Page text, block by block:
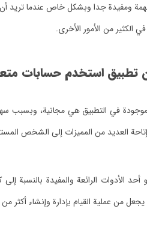
ومفيدة جدا وبشكل خاص عندما تريد
الكثير من الأمور الأخرى.
تطبيق استخدم حسابات
في التطبيق هي مجانية، وبسبب
العديد من المميزات إلى الشخص
أحد الأدوات الرائعة والمفيدة
من عملية القيام بإدارة وإنشاء أكثر